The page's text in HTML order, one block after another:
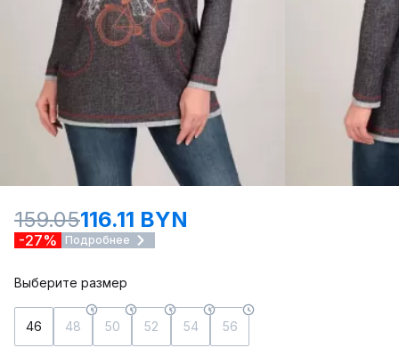
159.05116.11 BYN
-27% Подробнее
Выберите размер
46 48 50 52 54 56